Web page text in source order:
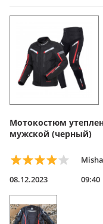
Мотокостюм
мужской (черный)
08.12.2023
09:40